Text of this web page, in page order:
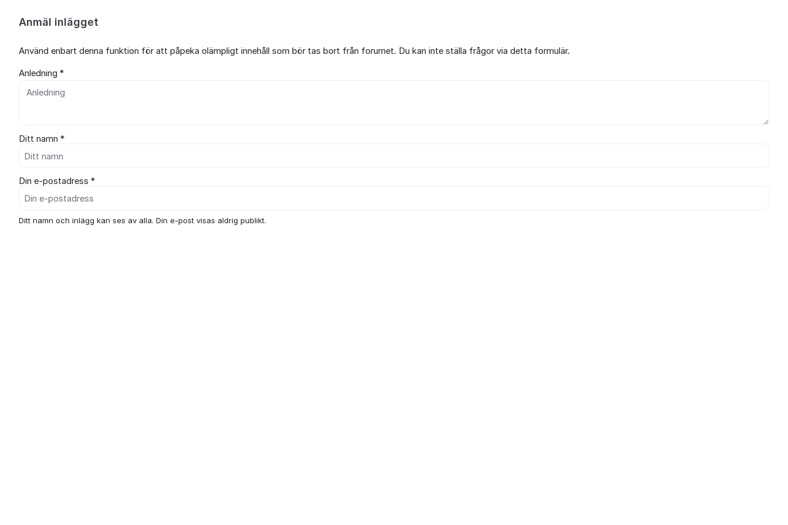
Anmäl inlägget
Använd enbart denna funktion för att påpeka olämpligt innehåll som bör tas bort från forumet. Du kan inte ställa frågor via detta formulär.
Anledning *
Ditt namn *
Din e-postadress *
Ditt namn och inlägg kan ses av alla. Din e-post visas aldrig publikt.